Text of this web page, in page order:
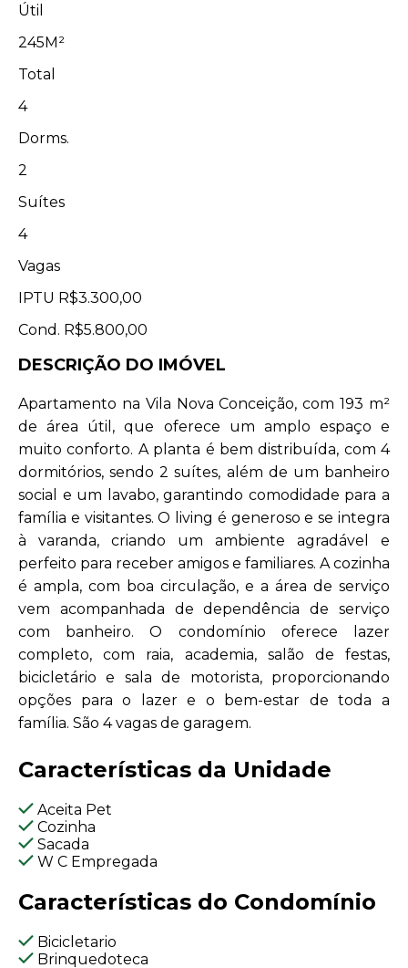
Útil
245M²
Total
4
Dorms.
2
Suítes
4
Vagas
IPTU R$3.300,00
Cond. R$5.800,00
DESCRIÇÃO DO IMÓVEL
Apartamento na Vila Nova Conceição, com 193 m²
de área útil, que oferece um amplo espaço e
muito conforto. A planta é bem distribuída, com 4
dormitórios, sendo 2 suítes, além de um banheiro
social e um lavabo, garantindo comodidade para a
família e visitantes. O living é generoso e se integra
à varanda, criando um ambiente agradável e
perfeito para receber amigos e familiares. A cozinha
é ampla, com boa circulação, e a área de serviço
vem acompanhada de dependência de serviço
com banheiro. O condomínio oferece lazer
completo, com raia, academia, salão de festas,
bicicletário e sala de motorista, proporcionando
opções para o lazer e o bem-estar de toda a
família. São 4 vagas de garagem.
Características da Unidade
Aceita Pet
Cozinha
Sacada
W C Empregada
Características do Condomínio
Bicicletario
Brinquedoteca